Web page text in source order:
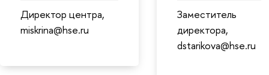
Директор центра,
miskrina@hse.ru
Заместитель
директора,
dstarikova@hse.ru